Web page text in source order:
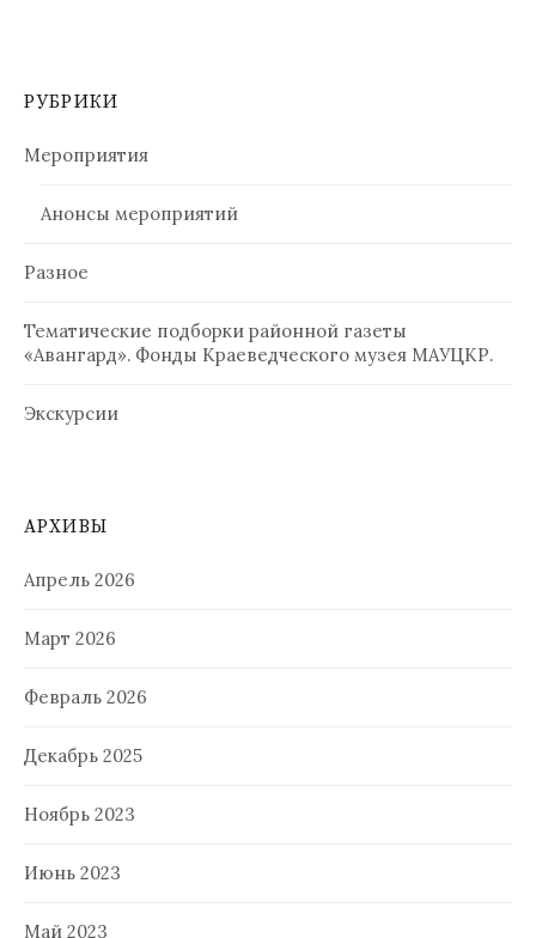
РУБРИКИ
Мероприятия
Анонсы мероприятий
Разное
Тематические подборки районной газеты
«Авангард». Фонды Краеведческого музея МАУЦКР.
Экскурсии
АРХИВЫ
Апрель 2026
Март 2026
Февраль 2026
Декабрь 2025
Ноябрь 2023
Июнь 2023
Май 2023